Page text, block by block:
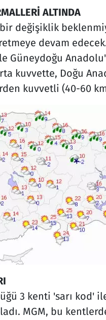
ALTINDA
bir değişiklik
devam
Güneydoğu
kuvvette, Doğu
kuvvetli (40-60
3 kenti 'sarı kod'
MGM, bu